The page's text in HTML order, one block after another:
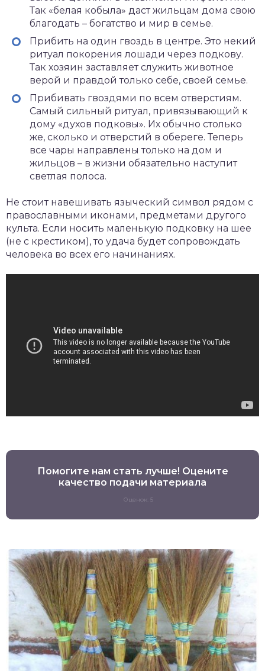
Так «белая кобыла» даст жильцам дома свою
благодать – богатство и мир в семье.
Прибить на один гвоздь в центре. Это некий
ритуал покорения лошади через подкову.
Так хозяин заставляет служить животное
верой и правдой только себе, своей семье.
Прибивать гвоздями по всем отверстиям.
Самый сильный ритуал, привязывающий к
дому «духов подковы». Их обычно столько
же, сколько и отверстий в обереге. Теперь
все чары направлены только на дом и
жильцов – в жизни обязательно наступит
светлая полоса.
Не стоит навешивать языческий символ рядом с
православными иконами, предметами другого
культа. Если носить маленькую подковку на шее
(не с крестиком), то удача будет сопровождать
человека во всех его начинаниях.
Помогите нам стать лучше! Оцените
качество подачи материала
Оценок: 5